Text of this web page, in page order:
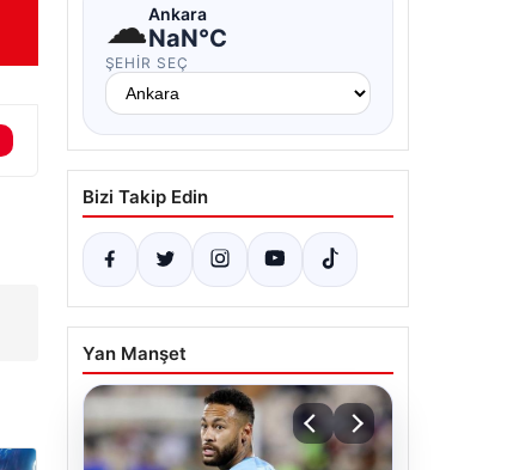
☁Ankara
NaN°C
ŞEHIR SEÇ
Bizi Takip Edin
Yan Manşet